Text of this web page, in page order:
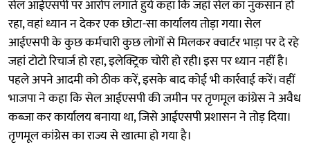
सेल आईएसपी पर आरोप लगाते हुये कहा कि जहां सेल का नुकसान हो
रहा, वहां ध्यान न देकर एक छोटा-सा कार्यालय तोड़ा गया। सेल
आईएसपी के कुछ कर्मचारी कुछ लोगों से मिलकर क्वार्टर भाड़ा पर दे रहे
जहां टोटो रिचार्ज हो रहा, इलेक्ट्रिक चोरी हो रही। इस पर ध्यान नहीं है।
पहले अपने आदमी को ठीक करें, इसके बाद कोई भी कार्रवाई करें। वहीं
भाजपा ने कहा कि सेल आईएसपी की जमीन पर तृणमूल कांग्रेस ने अवैध
कब्जा कर कार्यालय बनाया था, जिसे आईएसपी प्रशासन ने तोड़ दिया।
तृणमूल कांग्रेस का राज्य से खात्मा हो गया है।